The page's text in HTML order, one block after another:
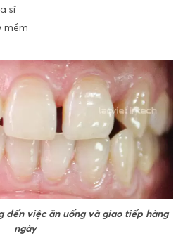
sĩ
mềm
đến việc ăn uống và giao tiếp hàng
ngày